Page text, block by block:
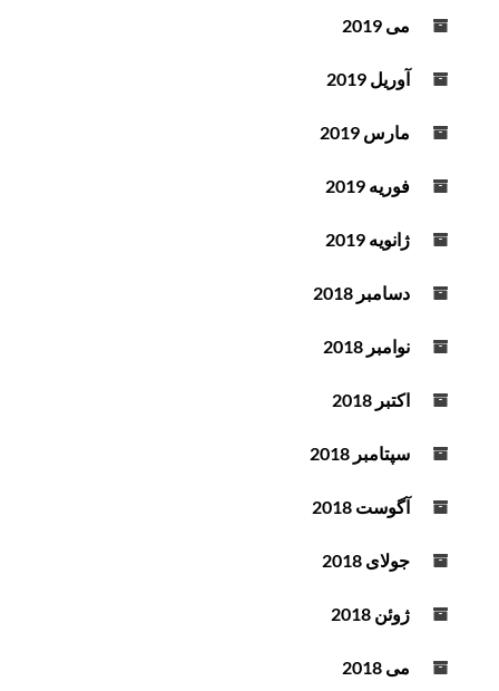
می 2019
آوریل 2019
مارس 2019
فوریه 2019
ژانویه 2019
دسامبر 2018
نوامبر 2018
اکتبر 2018
سپتامبر 2018
آگوست 2018
جولای 2018
ژوئن 2018
می 2018